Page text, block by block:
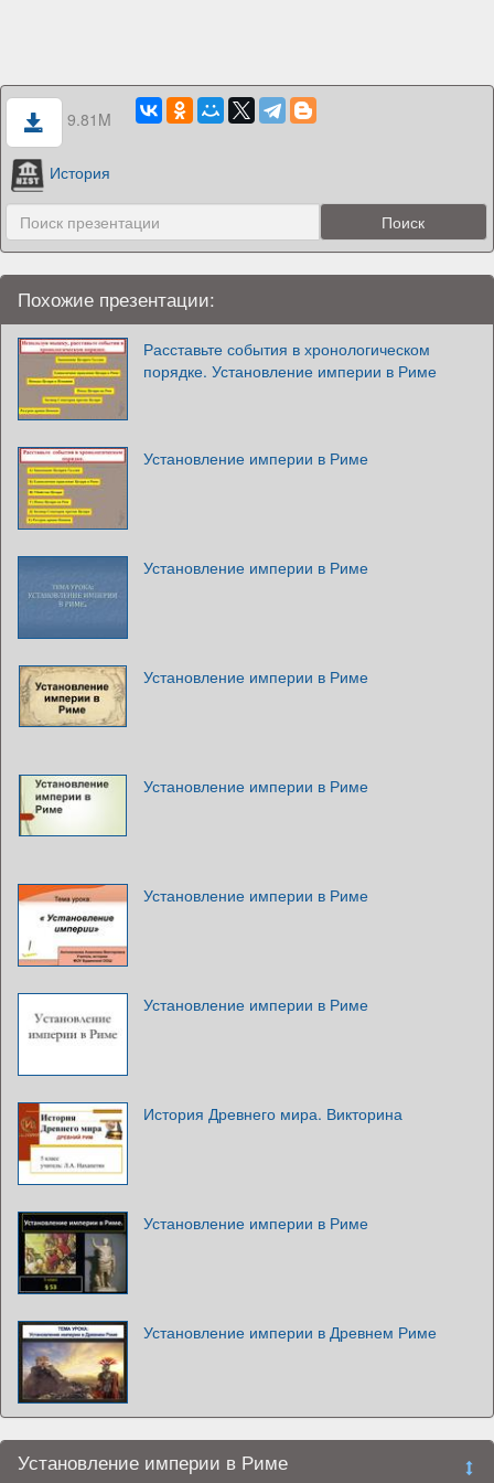
9.81M
История
Похожие презентации:
Расставьте события в хронологическом
порядке. Установление империи в Риме
Установление империи в Риме
Установление империи в Риме
Установление империи в Риме
Установление империи в Риме
Установление империи в Риме
Установление империи в Риме
История Древнего мира. Викторина
Установление империи в Риме
Установление империи в Древнем Риме
Установление империи в Риме